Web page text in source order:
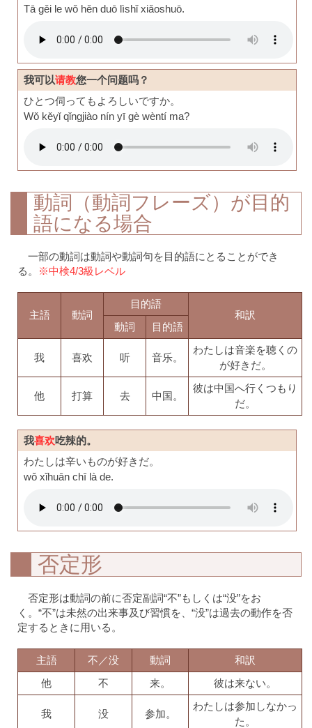
Tā gěi le wǒ hěn duō lìshǐ xiǎoshuō.
我可以请教您一个问题吗？
ひとつ伺ってもよろしいですか。
Wǒ kěyǐ qǐngjiào nín yī gè wèntí ma?
動詞（動詞フレーズ）が目的
語になる場合
一部の動詞は動詞や動詞句を目的語にとることができ
る。
※中検4/3級レベル
主語 動詞
目的語
和訳
動詞
目的語
我 喜欢 听 音乐。
わたしは音楽を聴くの
が好きだ。
他 打算 去 中国。
彼は中国へ行くつもり
だ。
我喜欢吃辣的。
わたしは辛いものが好きだ。
wǒ xǐhuān chī là de.
否定形
否定形は動詞の前に否定副詞“不”もしくは“没”をお
く。“不”は未然の出来事及び習慣を、“没”は過去の動作を否
定するときに用いる。
主語 不／没 動詞
和訳
他
不 来。 彼は来ない。
我 没 参加。
わたしは参加しなかっ
た。